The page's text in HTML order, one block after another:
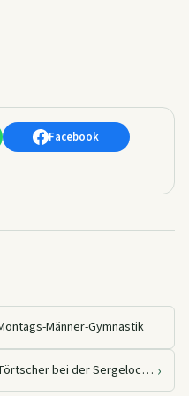
Facebook
Männer-Gymnastik
Gymnastikgruppen als Torte und Törtscher bei der Sergelocher Fastacht ›